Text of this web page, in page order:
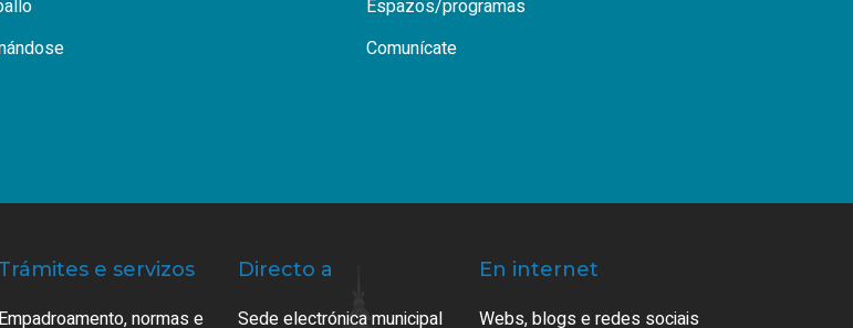
Espazos/programas
Comunícate
Trámites e servizos
Empadroamento, normas e
Directo a
Sede electrónica municipal
En internet
Webs, blogs e redes sociais